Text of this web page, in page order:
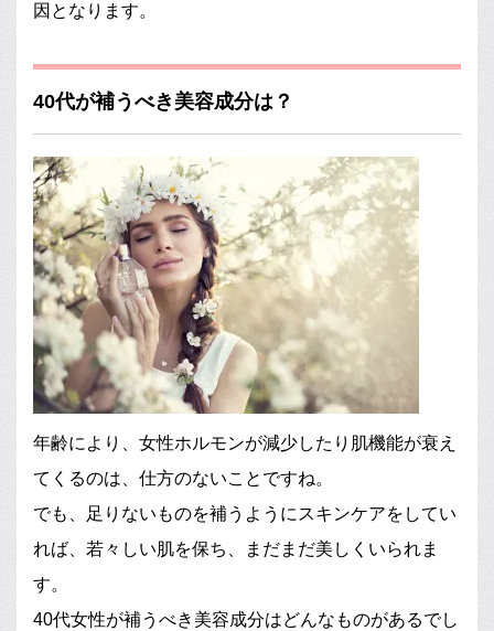
因となります。
40代が補うべき美容成分は？
年齢により、女性ホルモンが減少したり肌機能が衰え
てくるのは、仕方のないことですね。
でも、足りないものを補うようにスキンケアをしてい
れば、若々しい肌を保ち、まだまだ美しくいられま
す。
40代女性が補うべき美容成分はどんなものがあるでし